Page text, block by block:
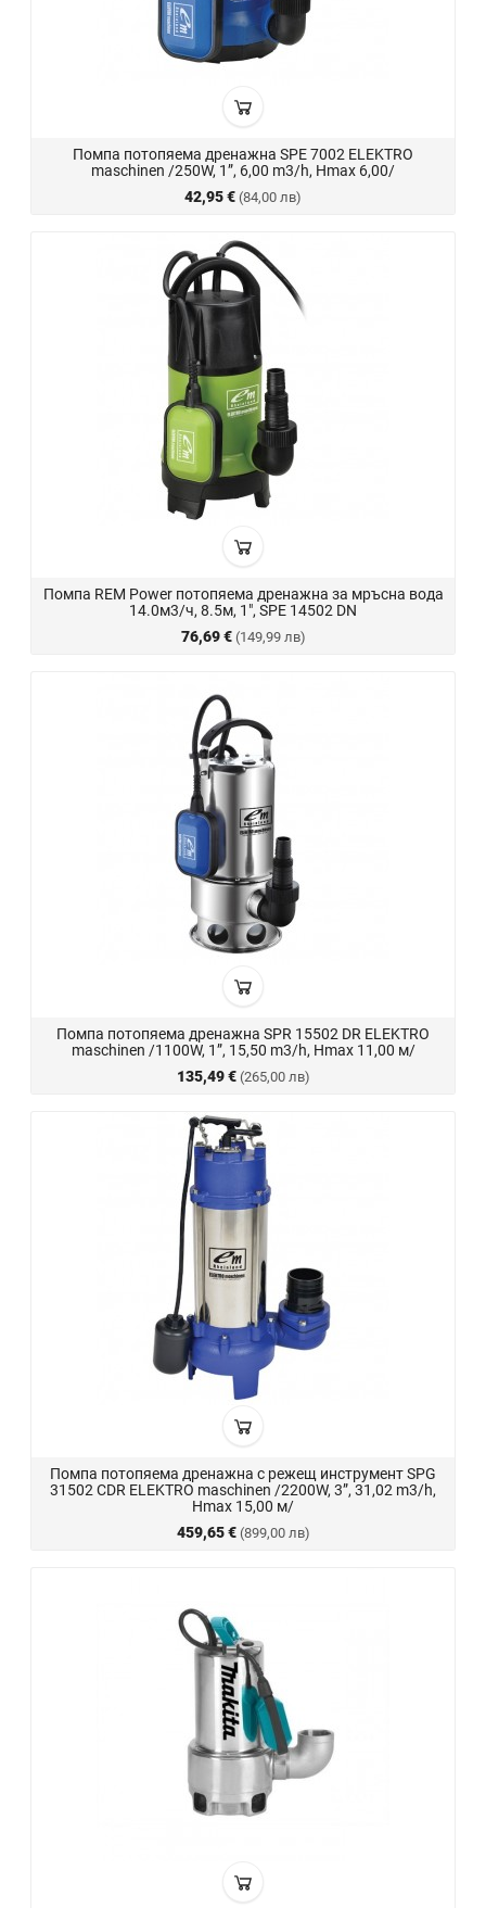
Помпа потопяема дренажна SPE 7002 ELEKTRO
maschinen /250W, 1”, 6,00 m3/h, Hmax 6,00/
42,95 € (84,00 лв)
Помпа REM Power потопяема дренажна за мръсна вода
14.0м3/ч, 8.5м, 1", SPE 14502 DN
76,69 € (149,99 лв)
Помпа потопяема дренажна SPR 15502 DR ELEKTRO
maschinen /1100W, 1”, 15,50 m3/h, Hmax 11,00 м/
135,49 € (265,00 лв)
Помпа потопяема дренажна с режещ инструмент SPG
31502 CDR ELEKTRO maschinen /2200W, 3”, 31,02 m3/h,
Hmax 15,00 м/
459,65 € (899,00 лв)